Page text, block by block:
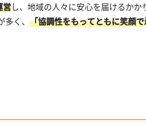
営し、地域の人々に安心を届けるか
く、 「協調性をもってともに笑顔